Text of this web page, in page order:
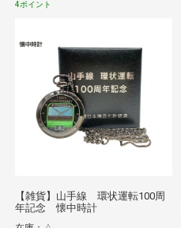
4ポイント
【雑貨】山手線 環状運転100周
年記念 懐中時計